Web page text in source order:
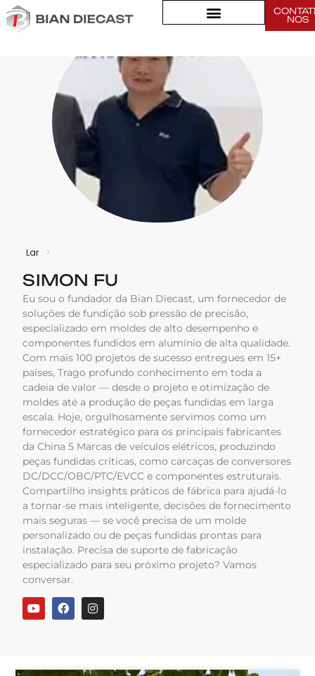
NOS
Lar >
SIMON FU
Eu sou o fundador da Bian Diecast, um fornecedor de
soluções de fundição sob pressão de precisão,
especializado em moldes de alto desempenho e
componentes fundidos em alumínio de alta qualidade.
Com mais 100 projetos de sucesso entregues em 15+
países, Trago profundo conhecimento em toda a
cadeia de valor — desde o projeto e otimização de
moldes até a produção de peças fundidas em larga
escala. Hoje, orgulhosamente servimos como um
fornecedor estratégico para os principais fabricantes
da China 5 Marcas de veículos elétricos, produzindo
peças fundidas críticas, como carcaças de conversores
DC/DCC/OBC/PTC/EVCC e componentes estruturais.
Compartilho insights práticos de fábrica para ajudá-lo
a tornar-se mais inteligente, decisões de fornecimento
mais seguras — se você precisa de um molde
personalizado ou de peças fundidas prontas para
instalação. Precisa de suporte de fabricação
especializado para seu próximo projeto? Vamos
conversar.